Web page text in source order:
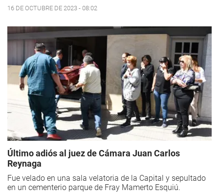
16 DE OCTUBRE DE 2023 - 08:02
Último adiós al juez de Cámara Juan Carlos
Reynaga
Fue velado en una sala velatoria de la Capital y sepultado
en un cementerio parque de Fray Mamerto Esquiú.